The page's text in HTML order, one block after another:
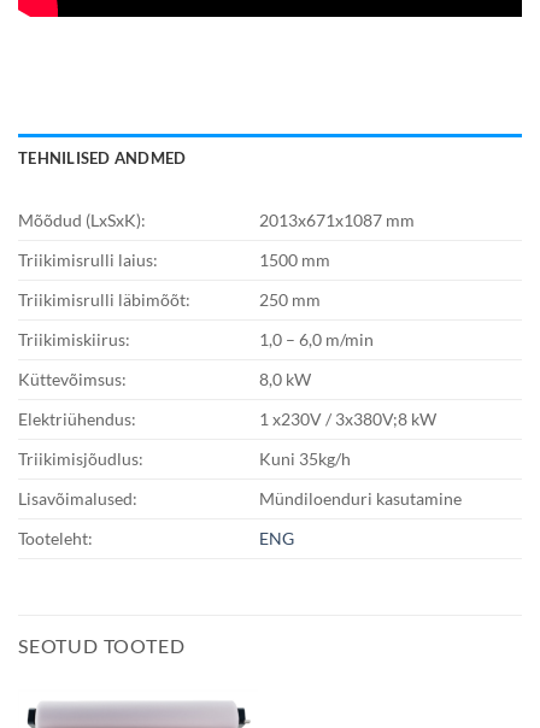
TEHNILISED ANDMED
Mõõdud (LxSxK):
2013x671x1087 mm
Triikimisrulli laius:
1500 mm
Triikimisrulli läbimõõt:
250 mm
Triikimiskiirus:
1,0 – 6,0 m/min
Küttevõimsus:
8,0 kW
Elektriühendus:
1 x230V / 3x380V;8 kW
Triikimisjõudlus:
Kuni 35kg/h
Lisavõimalused:
Mündiloenduri kasutamine
Tooteleht:
ENG
SEOTUD TOOTED